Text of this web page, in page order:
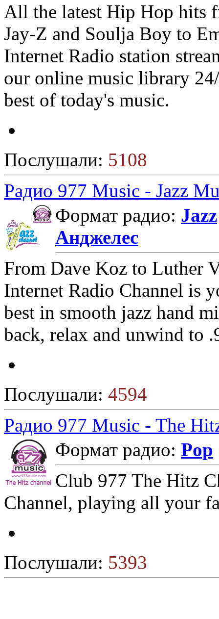
All the latest Hip Hop hits
Jay-Z and Soulja Boy to
Internet Radio station
our online music library
best of today's music.
Послушали: 5108
Радио 977 Music - Jazz
Формат радио: Jazz
Анджелес
From Dave Koz to Luther
Internet Radio Channel is
best in smooth jazz hand
back, relax and unwind to
Послушали: 4594
Радио 977 Music - The
Формат радио: Pop
Club 977 The Hitz
Channel, playing all your
Послушали: 5393